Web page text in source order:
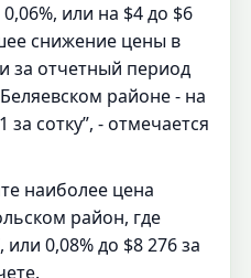
или на $4 до $6
снижение цены в
за отчетный период
районе - на
за сотку”, - отмечается
наиболее цена
район, где
0,08% до $8 276 за